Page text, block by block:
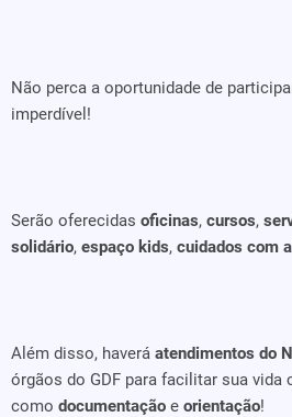
Não perca a oportunidade de
imperdível!
Serão oferecidas oficinas, cursos,
solidário, espaço kids, cuidados com
Além disso, haverá atendimentos do
órgãos do GDF para facilitar sua
como documentação e orientação!